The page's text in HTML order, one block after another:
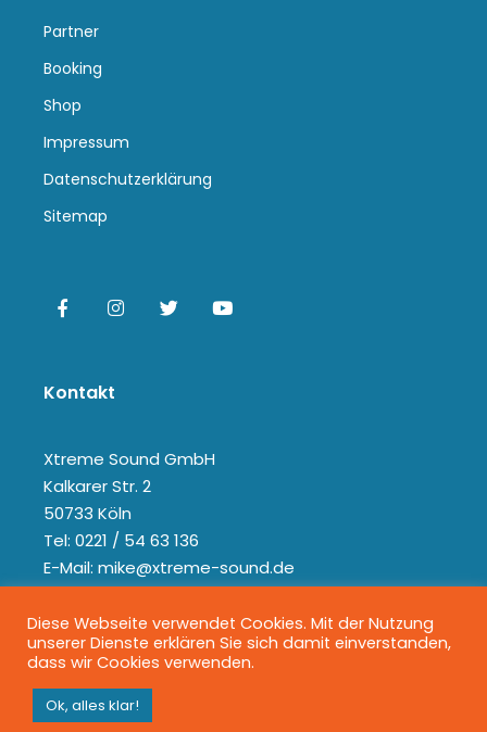
Partner
Booking
Shop
Impressum
Datenschutzerklärung
Sitemap
Kontakt
Xtreme Sound GmbH
Kalkarer Str. 2
50733 Köln
Tel: 0221 / 54 63 136
E-Mail: mike@xtreme-sound.de
Diese Webseite verwendet Cookies. Mit der Nutzung
unserer Dienste erklären Sie sich damit einverstanden,
dass wir Cookies verwenden.
Ok, alles klar!